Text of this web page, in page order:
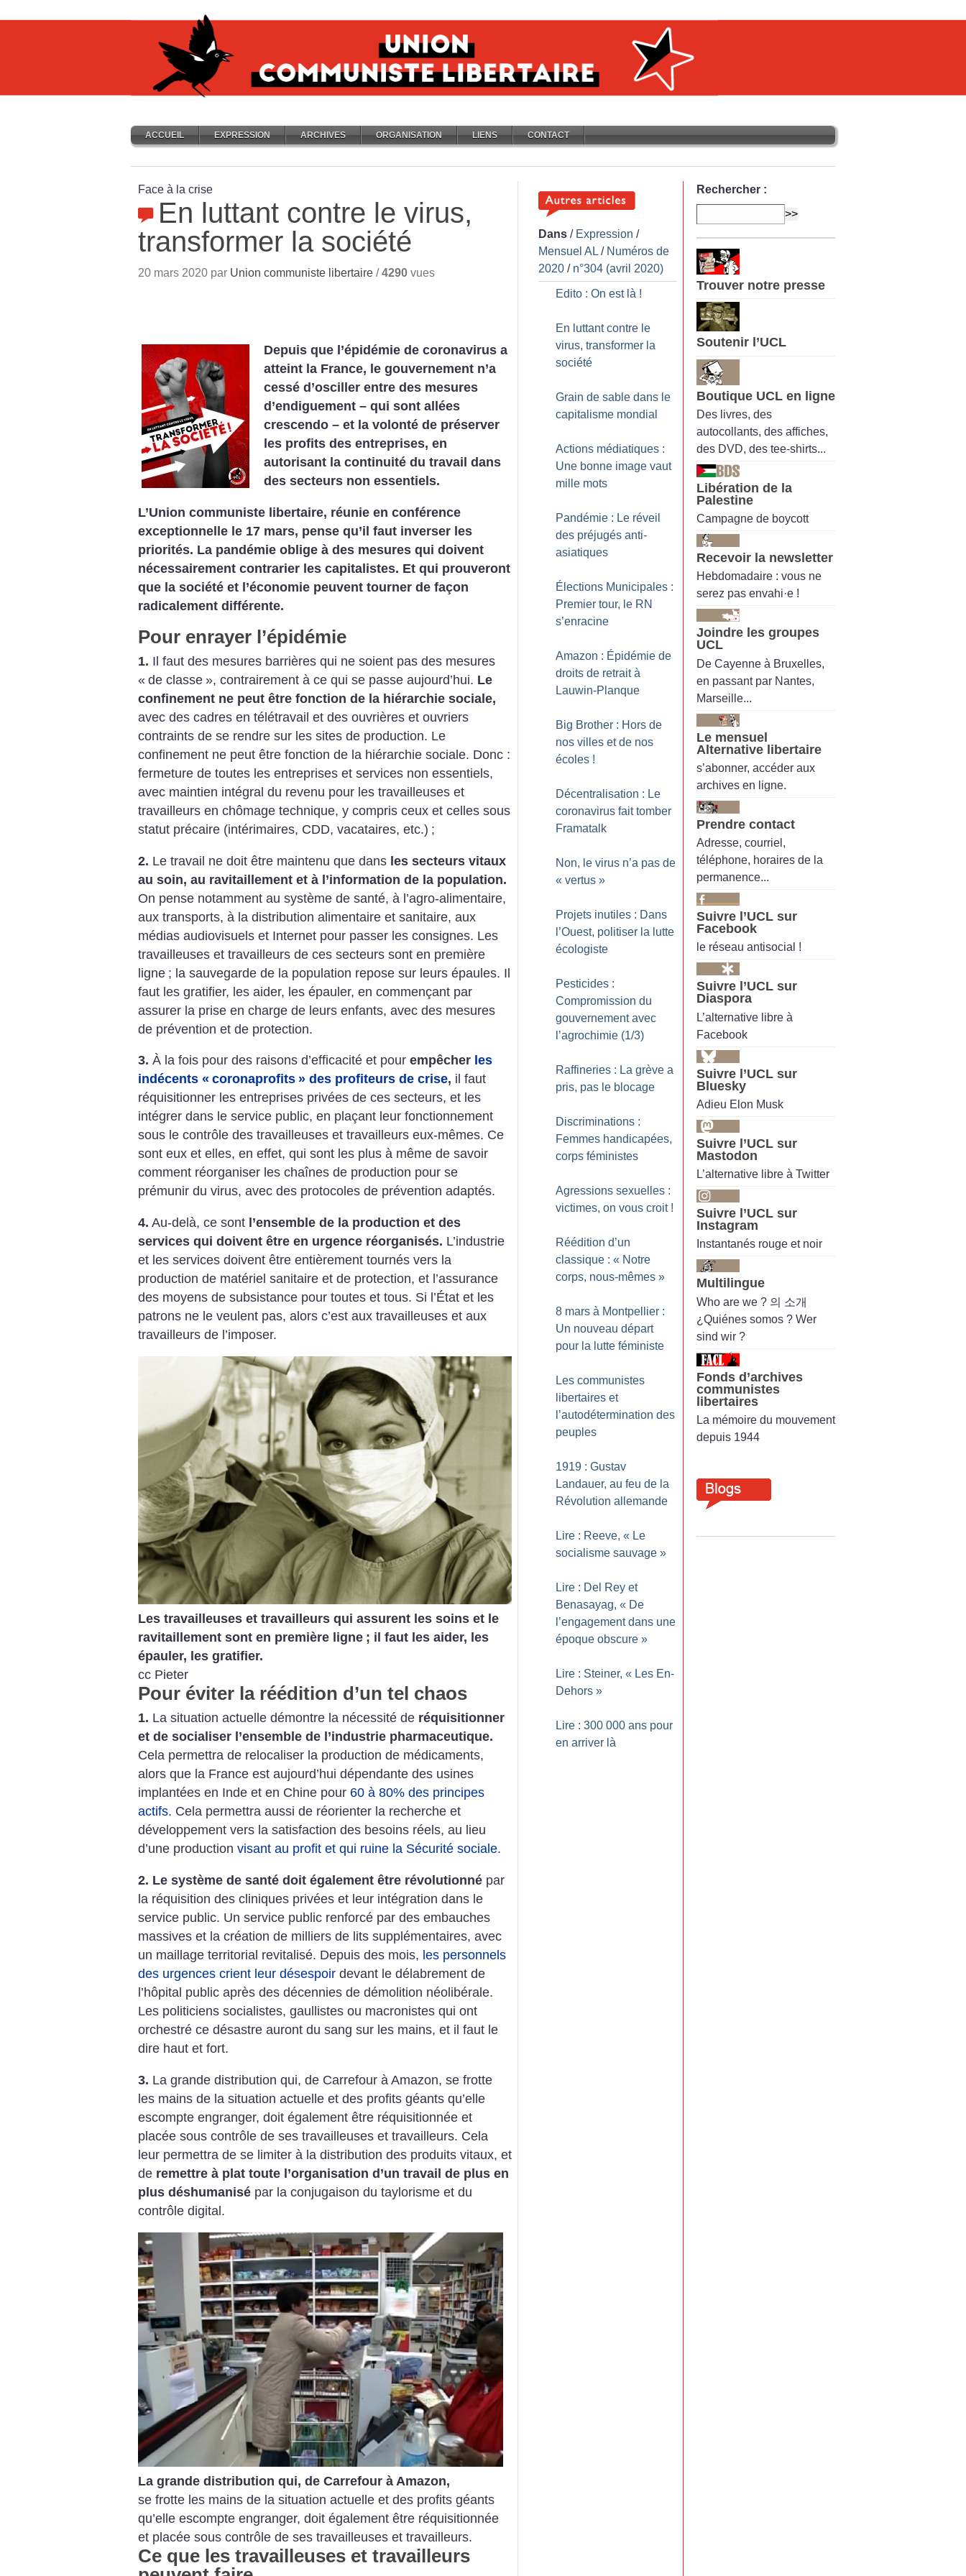
ACCUEIL EXPRESSION ARCHIVES ORGANISATION LIENS CONTACT
Face à la crise
En luttant contre le virus,
transformer la société
20 mars 2020 par Union communiste libertaire /4290 vues
Depuis que l’épidémie de coronavirus a
atteint la France, le gouvernement n’a
cessé d’osciller entre des mesures
d’endiguement – qui sont allées
crescendo – et la volonté de préserver
les profits des entreprises, en
autorisant la continuité du travail dans
des secteurs non essentiels.
L’Union communiste libertaire, réunie en conférence
exceptionnelle le 17 mars, pense qu’il faut inverser les
priorités. La pandémie oblige à des mesures qui doivent
nécessairement contrarier les capitalistes. Et qui prouveront
que la société et l’économie peuvent tourner de façon
radicalement différente.
Pour enrayer l’épidémie
1. Il faut des mesures barrières qui ne soient pas des mesures
« de classe », contrairement à ce qui se passe aujourd’hui. Le
confinement ne peut être fonction de la hiérarchie sociale,
avec des cadres en télétravail et des ouvrières et ouvriers
contraints de se rendre sur les sites de production. Le
confinement ne peut être fonction de la hiérarchie sociale. Donc :
fermeture de toutes les entreprises et services non essentiels,
avec maintien intégral du revenu pour les travailleuses et
travailleurs en chômage technique, y compris ceux et celles sous
statut précaire (intérimaires, CDD, vacataires, etc.) ;
2. Le travail ne doit être maintenu que dans les secteurs vitaux
au soin, au ravitaillement et à l’information de la population.
On pense notamment au système de santé, à l’agro-alimentaire,
aux transports, à la distribution alimentaire et sanitaire, aux
médias audiovisuels et Internet pour passer les consignes. Les
travailleuses et travailleurs de ces secteurs sont en première
ligne ; la sauvegarde de la population repose sur leurs épaules. Il
faut les gratifier, les aider, les épauler, en commençant par
assurer la prise en charge de leurs enfants, avec des mesures
de prévention et de protection.
3. À la fois pour des raisons d’efficacité et pour empêcher les
indécents « coronaprofits » des profiteurs de crise, il faut
réquisitionner les entreprises privées de ces secteurs, et les
intégrer dans le service public, en plaçant leur fonctionnement
sous le contrôle des travailleuses et travailleurs eux-mêmes. Ce
sont eux et elles, en effet, qui sont les plus à même de savoir
comment réorganiser les chaînes de production pour se
prémunir du virus, avec des protocoles de prévention adaptés.
4. Au-delà, ce sont l’ensemble de la production et des
services qui doivent être en urgence réorganisés. L’industrie
et les services doivent être entièrement tournés vers la
production de matériel sanitaire et de protection, et l’assurance
des moyens de subsistance pour toutes et tous. Si l’État et les
patrons ne le veulent pas, alors c’est aux travailleuses et aux
travailleurs de l’imposer.
Les travailleuses et travailleurs qui assurent les soins et le
ravitaillement sont en première ligne ; il faut les aider, les
épauler, les gratifier.
cc Pieter
Pour éviter la réédition d’un tel chaos
1. La situation actuelle démontre la nécessité de réquisitionner
et de socialiser l’ensemble de l’industrie pharmaceutique.
Cela permettra de relocaliser la production de médicaments,
alors que la France est aujourd’hui dépendante des usines
implantées en Inde et en Chine pour 60 à 80% des principes
actifs. Cela permettra aussi de réorienter la recherche et
développement vers la satisfaction des besoins réels, au lieu
d’une production visant au profit et qui ruine la Sécurité sociale.
2. Le système de santé doit également être révolutionné par
la réquisition des cliniques privées et leur intégration dans le
service public. Un service public renforcé par des embauches
massives et la création de milliers de lits supplémentaires, avec
un maillage territorial revitalisé. Depuis des mois, les personnels
des urgences crient leur désespoir devant le délabrement de
l’hôpital public après des décennies de démolition néolibérale.
Les politiciens socialistes, gaullistes ou macronistes qui ont
orchestré ce désastre auront du sang sur les mains, et il faut le
dire haut et fort.
3. La grande distribution qui, de Carrefour à Amazon, se frotte
les mains de la situation actuelle et des profits géants qu’elle
escompte engranger, doit également être réquisitionnée et
placée sous contrôle de ses travailleuses et travailleurs. Cela
leur permettra de se limiter à la distribution des produits vitaux, et
de remettre à plat toute l’organisation d’un travail de plus en
plus déshumanisé par la conjugaison du taylorisme et du
contrôle digital.
La grande distribution qui, de Carrefour à Amazon,
se frotte les mains de la situation actuelle et des profits géants
qu’elle escompte engranger, doit également être réquisitionnée
et placée sous contrôle de ses travailleuses et travailleurs.
Ce que les travailleuses et travailleurs
Dans / Expression /
Mensuel AL / Numéros de
2020 / n°304 (avril 2020)
Edito : On est là !
En luttant contre le
virus, transformer la
société
Grain de sable dans le
capitalisme mondial
Actions médiatiques :
Une bonne image vaut
mille mots
Pandémie : Le réveil
des préjugés anti-
asiatiques
Élections Municipales :
Premier tour, le RN
s’enracine
Amazon : Épidémie de
droits de retrait à
Lauwin-Planque
Big Brother : Hors de
nos villes et de nos
écoles !
Décentralisation : Le
coronavirus fait tomber
Framatalk
Non, le virus n’a pas de
« vertus »
Projets inutiles : Dans
l’Ouest, politiser la lutte
écologiste
Pesticides :
Compromission du
gouvernement avec
l’agrochimie (1/3)
Raffineries : La grève a
pris, pas le blocage
Discriminations :
Femmes handicapées,
corps féministes
Agressions sexuelles :
victimes, on vous croit !
Réédition d’un
classique : « Notre
corps, nous-mêmes »
8 mars à Montpellier :
Un nouveau départ
pour la lutte féministe
Les communistes
libertaires et
l’autodétermination des
peuples
1919 : Gustav
Landauer, au feu de la
Révolution allemande
Lire : Reeve, « Le
socialisme sauvage »
Lire : Del Rey et
Benasayag, « De
l’engagement dans une
époque obscure »
Lire : Steiner, « Les En-
Dehors »
Lire : 300 000 ans pour
en arriver là
Rechercher :
Trouver notre presse
Soutenir l’UCL
Boutique UCL en ligne
Des livres, des
autocollants, des affiches,
des DVD, des tee-shirts...
Libération de la
Palestine
Campagne de boycott
Recevoir la newsletter
Hebdomadaire : vous ne
serez pas envahi·e !
Joindre les groupes
UCL
De Cayenne à Bruxelles,
en passant par Nantes,
Marseille...
Le mensuel
Alternative libertaire
s’abonner, accéder aux
archives en ligne.
Prendre contact
Adresse, courriel,
téléphone, horaires de la
permanence...
Suivre l’UCL sur
Facebook
le réseau antisocial !
Suivre l’UCL sur
Diaspora
L’alternative libre à
Facebook
Suivre l’UCL sur
Bluesky
Adieu Elon Musk
Suivre l’UCL sur
Mastodon
L’alternative libre à Twitter
Suivre l’UCL sur
Instagram
Instantanés rouge et noir
Multilingue
Who are we ? 의 소개
¿Quiénes somos ? Wer
sind wir ?
Fonds d’archives
communistes
libertaires
La mémoire du mouvement
depuis 1944